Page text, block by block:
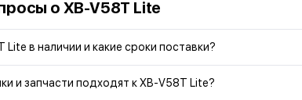
о XB-V58T Lite
Lite в наличии и какие сроки поставки?
и запчасти подходят к XB-V58T Lite?